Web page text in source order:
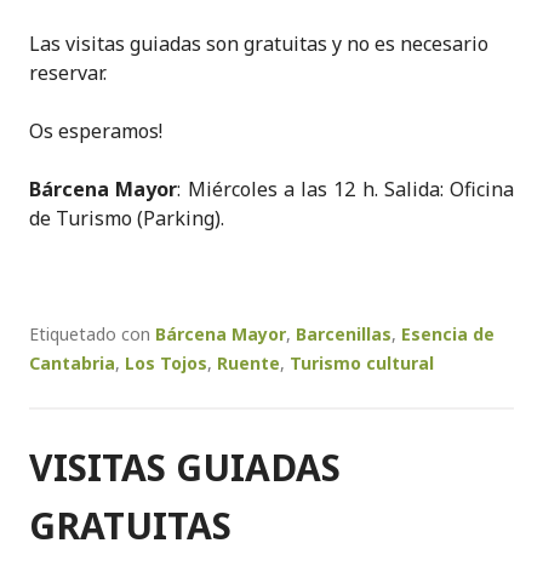
Las visitas guiadas son gratuitas y no es necesario
reservar.
Os esperamos!
Bárcena Mayor: Miércoles a las 12 h. Salida: Oficina
de Turismo (Parking).
Etiquetado con Bárcena Mayor, Barcenillas, Esencia de
Cantabria, Los Tojos, Ruente, Turismo cultural
VISITAS GUIADAS
GRATUITAS